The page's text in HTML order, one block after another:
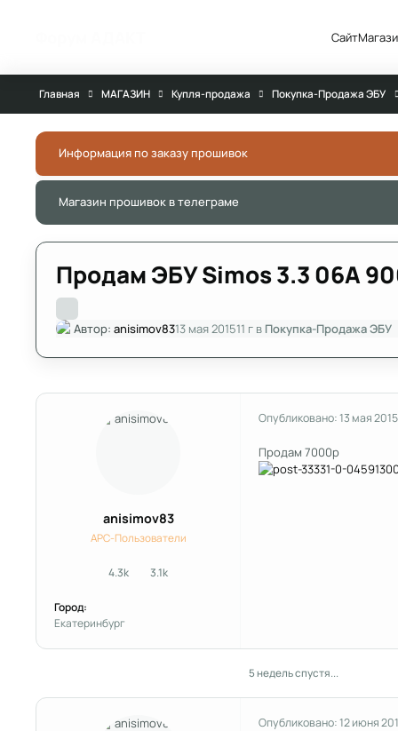
Сайт
Главная МАГАЗИН Купля-продажа Покупка-Продажа ЭБУ
Информация по заказу прошивок
Магазин прошивок в телеграме
Продам ЭБУ Simos 3.3 06A
Автор: anisimov8313 мая 201511 гв Покупка-Продажа ЭБУ
anisimov83
APC-Пользователи
4.3kсообщения
3.1kРепутация
Город:
Екатеринбург
Опубликовано:13 мая 2015
Продам 7000р
5 недель спустя...
Опубликовано:12 июня